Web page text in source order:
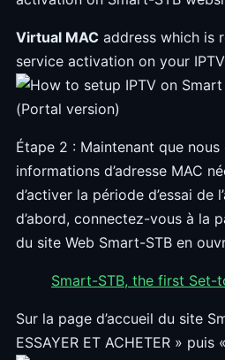
Virtual MAC address which is
service activation on your
Étape 2 : Maintenant que
informations d’adresse MAC
d’activer la période d’essai de
d’abord, connectez-vous à la
du site Web Smart-STB en
Smart-STB, the first Set-
Sur la page d’accueil du site
ESSAYER ET ACHETER » puis